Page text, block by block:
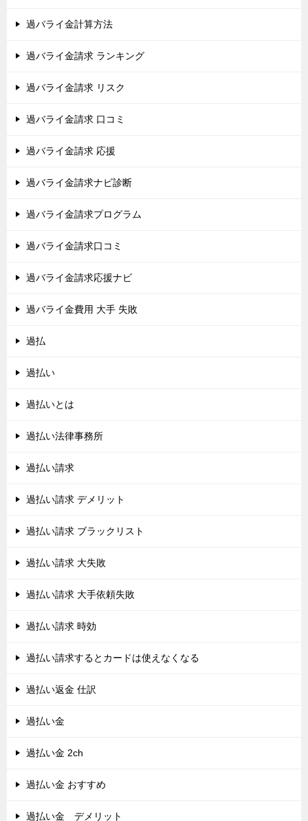
過バライ金計算方法
過バライ金請求 ランキング
過バライ金請求 リスク
過バライ金請求 口コミ
過バライ金請求 応援
過バライ金請求ナビ診断
過バライ金請求プログラム
過バライ金請求口コミ
過バライ金請求応援ナビ
過バライ金費用 大手 失敗
過払
過払い
過払いとは
過払い法律事務所
過払い請求
過払い請求 デメリット
過払い請求 ブラックリスト
過払い請求 大失敗
過払い請求 大手依頼失敗
過払い請求 時効
過払い請求するとカードは使えなくなる
過払い返金 仕訳
過払い金
過払い金 2ch
過払い金 おすすめ
過払い金 デメリット